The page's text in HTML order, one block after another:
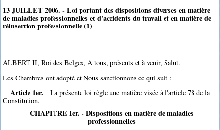
13 JUILLET 2006. - Loi portant des dispositions diverses en matière
de maladies professionnelles et d'accidents du travail et en matière de
réinsertion professionnelle (1)
ALBERT II, Roi des Belges, A tous, présents et à venir, Salut.
Les Chambres ont adopté et Nous sanctionnons ce qui suit :
Article 1er.
La présente loi règle une matière visée à l'article 78 de la
Constitution.
CHAPITRE Ier. - Dispositions en matière de maladies
professionnelles